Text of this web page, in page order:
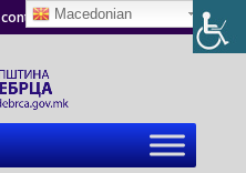
contact@debrca.gov.mk
Macedonian